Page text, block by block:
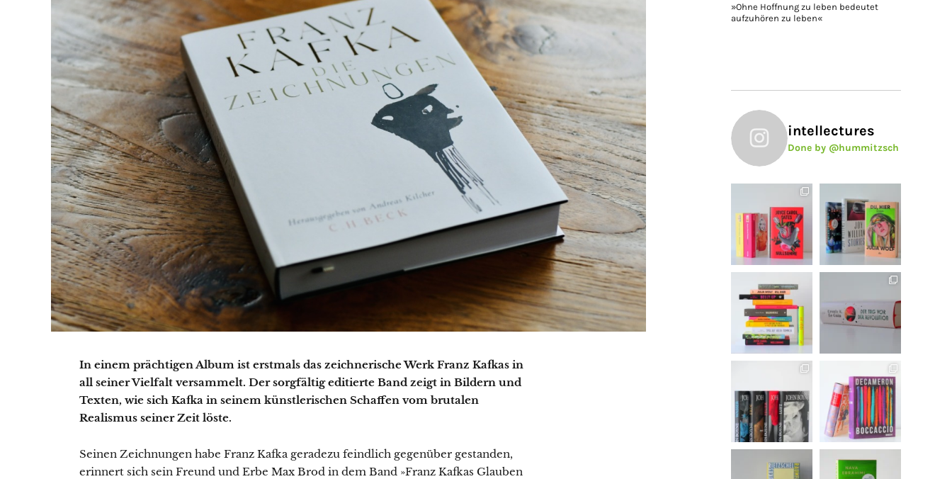
In einem prächtigen Album ist erstmals das zeichnerische Werk Franz Kafkas in
all seiner Vielfalt versammelt. Der sorgfältig editierte Band zeigt in Bildern und
Texten, wie sich Kafka in seinem künstlerischen Schaffen vom brutalen
Realismus seiner Zeit löste.
Seinen Zeichnungen habe Franz Kafka geradezu feindlich gegenüber gestanden,
erinnert sich sein Freund und Erbe Max Brod in dem Band »Franz Kafkas Glauben
»Ohne Hoffnung zu leben bedeutet
aufzuhören zu leben«
intellectures
Done by @hummitzsch